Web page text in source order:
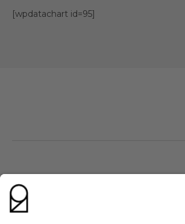
[wpdatachart id=95]